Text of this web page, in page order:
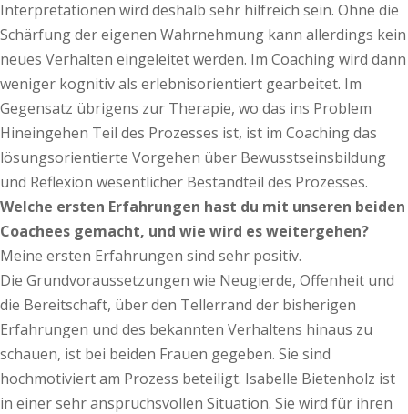
Interpretationen wird deshalb sehr hilfreich sein. Ohne die
Schärfung der eigenen Wahrnehmung kann allerdings kein
neues Verhalten eingeleitet werden. Im Coaching wird dann
weniger kognitiv als erlebnisorientiert gearbeitet. Im
Gegensatz übrigens zur Therapie, wo das ins Problem
Hineingehen Teil des Prozesses ist, ist im Coaching das
lösungsorientierte Vorgehen über Bewusstseinsbildung
und Reflexion wesentlicher Bestandteil des Prozesses.
Welche ersten Erfahrungen hast du mit unseren beiden
Coachees gemacht, und wie wird es weitergehen?
Meine ersten Erfahrungen sind sehr positiv.
Die Grundvoraussetzungen wie Neugierde, Offenheit und
die Bereitschaft, über den Tellerrand der bisherigen
Erfahrungen und des bekannten Verhaltens hinaus zu
schauen, ist bei beiden Frauen gegeben. Sie sind
hochmotiviert am Prozess beteiligt. Isabelle Bietenholz ist
in einer sehr anspruchsvollen Situation. Sie wird für ihren